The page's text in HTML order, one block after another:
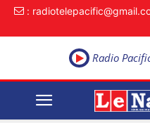
:
Radio